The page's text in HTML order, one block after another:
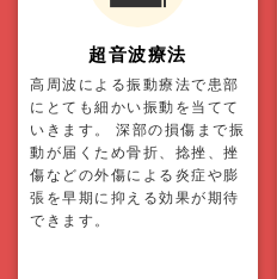
超音波療法
高周波による振動療法で患部
にとても細かい振動を当てて
いきます。 深部の損傷まで振
動が届くため骨折、捻挫、挫
傷などの外傷による炎症や膨
張を早期に抑える効果が期待
できます。